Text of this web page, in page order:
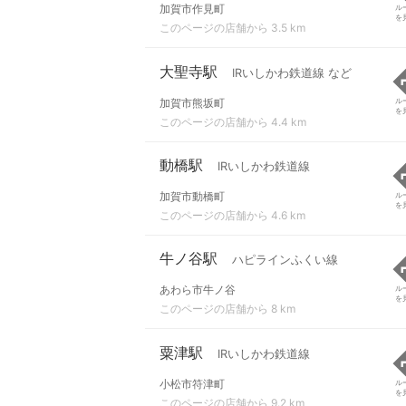
加賀市作見町
このページの店舗から 3.5 km
ル
を
大聖寺駅 IRいしかわ鉄道線 など
加賀市熊坂町
このページの店舗から 4.4 km
ル
を
動橋駅 IRいしかわ鉄道線
加賀市動橋町
このページの店舗から 4.6 km
ル
を
牛ノ谷駅 ハピラインふくい線
あわら市牛ノ谷
このページの店舗から 8 km
ル
を
粟津駅 IRいしかわ鉄道線
小松市符津町
このページの店舗から 9.2 km
ル
を